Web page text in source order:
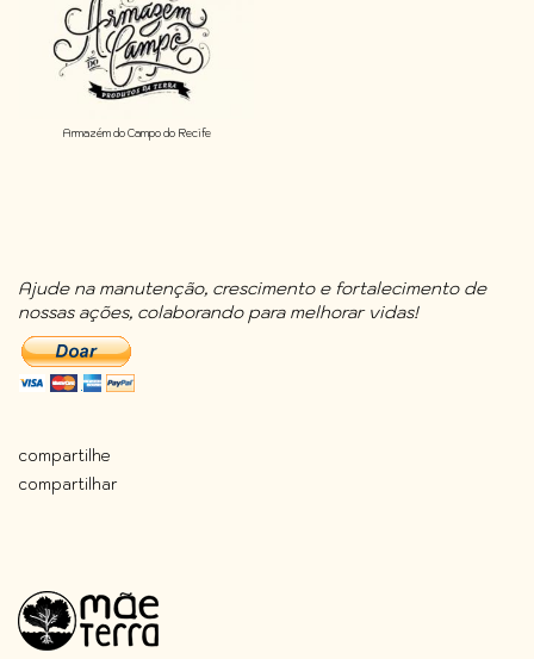
Armazém do Campo do Recife
Ajude na manutenção, crescimento e fortalecimento de
nossas ações, colaborando para melhorar vidas!
compartilhe
compartilhar